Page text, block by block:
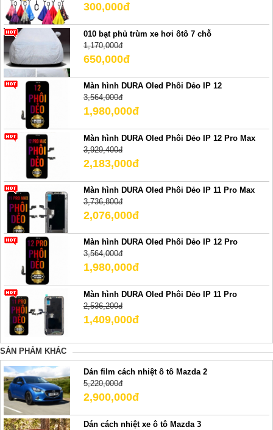
300,000đ
010 bạt phủ trùm xe hơi ôtô 7 chỗ
1,170,000đ
650,000đ
Màn hình DURA Oled Phôi Dẻo IP 12
3,564,000đ
1,980,000đ
Màn hình DURA Oled Phôi Dẻo IP 12 Pro Max
3,929,400đ
2,183,000đ
Màn hình DURA Oled Phôi Dẻo IP 11 Pro Max
3,736,800đ
2,076,000đ
Màn hình DURA Oled Phôi Dẻo IP 12 Pro
3,564,000đ
1,980,000đ
Màn hình DURA Oled Phôi Dẻo IP 11 Pro
2,536,200đ
1,409,000đ
SẢN PHẢM KHÁC
Dán film cách nhiệt ô tô Mazda 2
5,220,000đ
2,900,000đ
Dán cách nhiệt xe ô tô Mazda 3